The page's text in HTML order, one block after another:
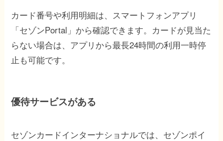
カード番号や利用明細は、スマートフォンアプリ
「セゾンPortal」から確認できます。カードが見当た
らない場合は、アプリから最長24時間の利用一時停
止も可能です。
優待サービスがある
セゾンカードインターナショナルでは、セゾンポイ